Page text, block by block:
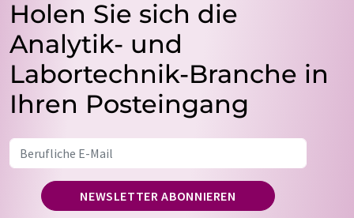
Holen Sie sich die
Analytik- und
Labortechnik-Branche in
Ihren Posteingang
NEWSLETTER ABONNIEREN